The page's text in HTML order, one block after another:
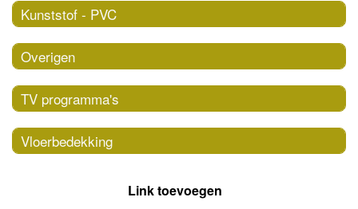
Kunststof - PVC
Overigen
TV programma's
Vloerbedekking
Link toevoegen